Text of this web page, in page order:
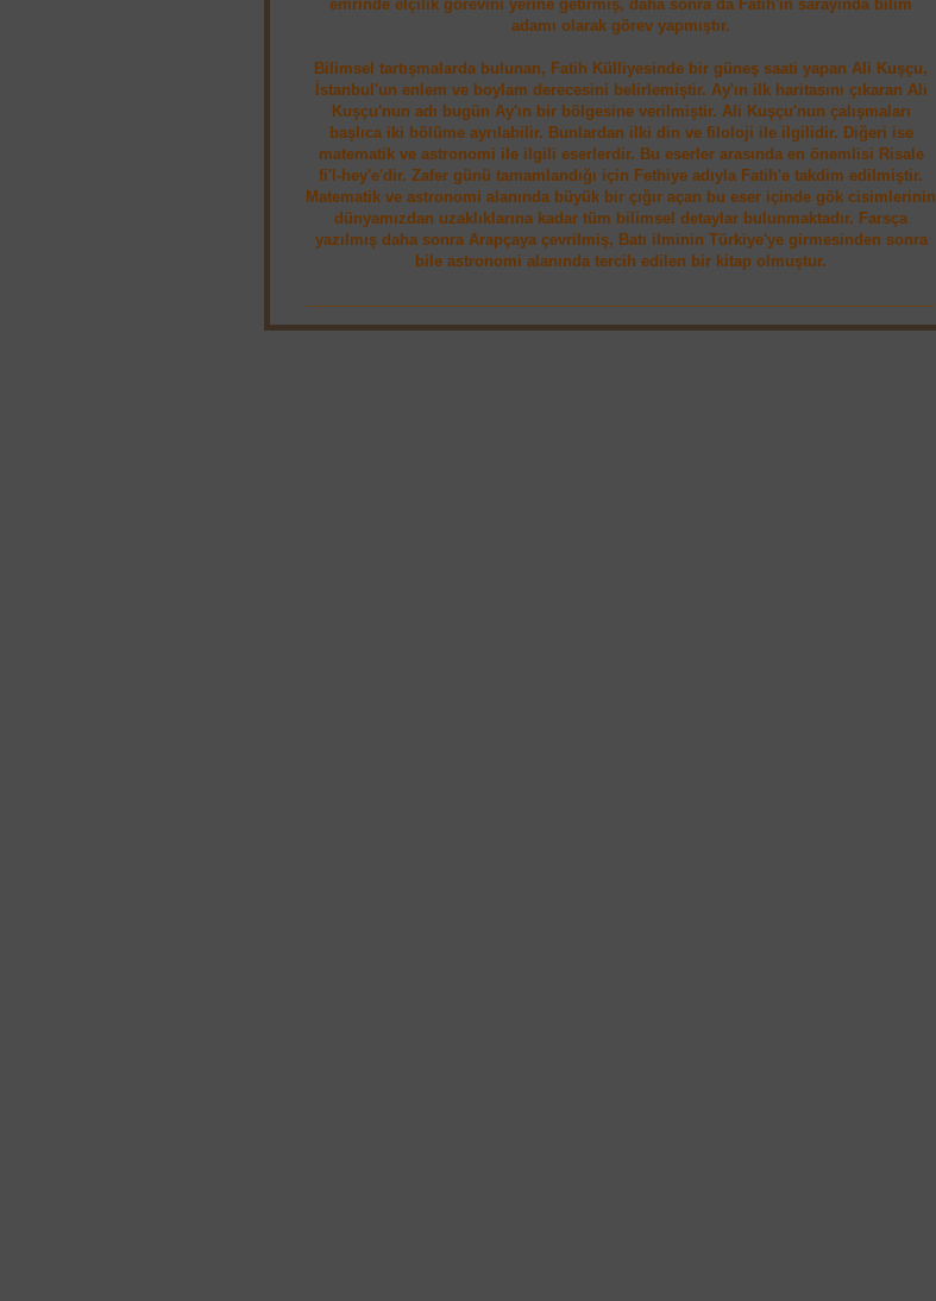
emrinde elçilik görevini yerine getirmiş, daha sonra da Fatih'in sarayında bilim
adamı olarak görev yapmıştır.
Bilimsel tartışmalarda bulunan, Fatih Külliyesinde bir güneş saati yapan Ali Kuşçu,
İstanbul'un enlem ve boylam derecesini belirlemiştir. Ay'ın ilk haritasını çıkaran Ali
Kuşçu'nun adı bugün Ay'ın bir bölgesine verilmiştir. Ali Kuşçu'nun çalışmaları
başlıca iki bölüme ayrılabilir. Bunlardan ilki din ve filoloji ile ilgilidir. Diğeri ise
matematik ve astronomi ile ilgili eserlerdir. Bu eserler arasında en önemlisi Risale
fi'l-hey'e'dir. Zafer günü tamamlandığı için Fethiye adıyla Fatih'e takdim edilmiştir.
Matematik ve astronomi alanında büyük bir çığır açan bu eser içinde gök cisimlerinin
dünyamızdan uzaklıklarına kadar tüm bilimsel detaylar bulunmaktadır. Farsça
yazılmış daha sonra Arapçaya çevrilmiş, Batı ilminin Türkiye'ye girmesinden sonra
bile astronomi alanında tercih edilen bir kitap olmuştur.